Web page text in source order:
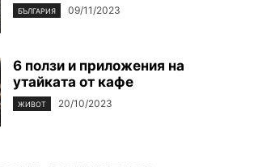
БЪЛГАРИЯ 09/11/2023
6 ползи и приложения на
утайката от кафе
ЖИВОТ 20/10/2023